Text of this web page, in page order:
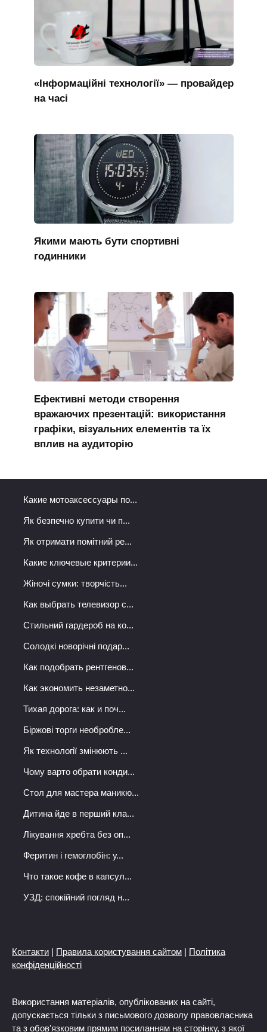
«Інформаційні технології» — провайдер
на часі
Якими мають бути спортивні
годинники
Ефективні методи створення
вражаючих презентацій: використання
графіки, візуальних елементів та їх
вплив на аудиторію
Какие мотоаксессуары по...
Як безпечно купити чи п...
Як отримати помітний ре...
Какие ключевые критерии...
Жіночі сумки: творчість...
Как выбрать телевизор с...
Стильний гардероб на ко...
Солодкі новорічні подар...
Как подобрать рентгенов...
Как экономить незаметно...
Тихая дорога: как и поч...
Біржові торги необробле...
Як технології змінюють ...
Чому варто обрати конди...
Стол для мастера маникю...
Дитина йде в перший кла...
Лікування хребта без оп...
Феритин і гемоглобін: у...
Что такое кофе в капсул...
УЗД: спокійний погляд н...
Контакти Правила користування сайтом
Політика
конфіденційності
Використання матеріалів, опублікованих на сайті,
допускається тільки з письмового дозволу правовласника
та з обов'язковим прямим посиланням на сторінку, з якої